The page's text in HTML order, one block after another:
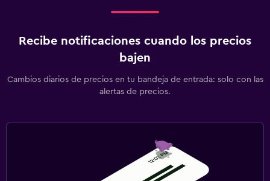
Recibe notificaciones cuando los precios
bajen
Cambios diarios de precios en tu bandeja de entrada: solo con las
alertas de precios.